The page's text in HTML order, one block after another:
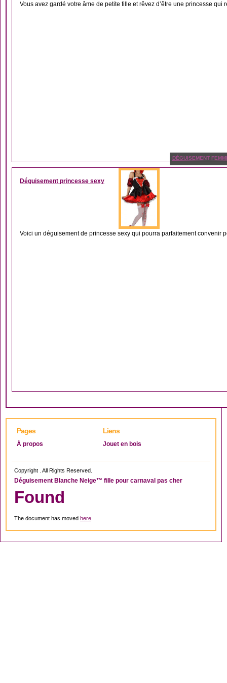
Vous avez gardé votre âme de petite fille et rêvez d’être une princesse qui
DÉGUISEMENT
Déguisement princesse sexy
Voici un déguisement de princesse sexy qui pourra parfaitement convenir
Pages
À propos
Liens
Jouet en bois
Copyright . All Rights Reserved.
Déguisement Blanche Neige™ fille pour carnaval pas cher
Found
The document has moved here